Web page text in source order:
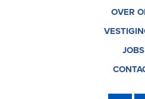
OVER
JOBS